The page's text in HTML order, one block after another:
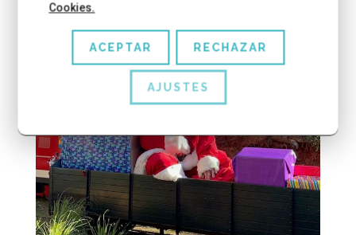
Cookies.
ACEPTAR RECHAZAR
AJUSTES